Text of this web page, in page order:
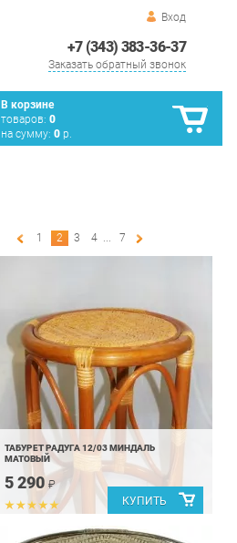
Вход
+7 (343) 383-36-37
Заказать обратный звонок
В корзине
товаров: 0
на сумму: 0 р.
1 2 3 4 ... 7
ТАБУРЕТ РАДУГА 12/03 МИНДАЛЬ
МАТОВЫЙ
5 290 ₽